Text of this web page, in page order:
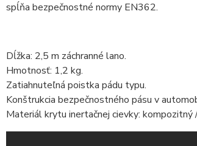
spĺňa bezpečnostné normy EN362.
Dĺžka: 2,5 m záchranné lano.
Hmotnosť: 1,2 kg.
Zatiahnuteľná poistka pádu typu.
Konštrukcia bezpečnostného pásu v
Materiál krytu inertačnej cievky: kompozitný